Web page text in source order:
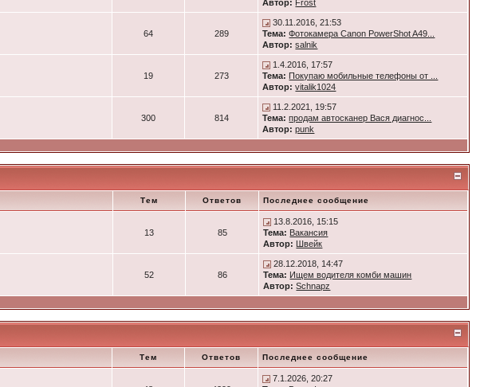
Автор: Frost
64 289
30.11.2016, 21:53
Тема: Фотокамера Canon PowerShot A49...
Автор: salnik
19 273
1.4.2016, 17:57
Тема: Покупаю мобильные телефоны от ...
Автор: vitalik1024
300 814
11.2.2021, 19:57
Тема: продам автосканер Вася диагнос...
Автор: punk
Тем Ответов Последнее сообщение
13 85
13.8.2016, 15:15
Тема: Вакансия
Автор: Швейк
52 86
28.12.2018, 14:47
Тема: Ищем водителя комби машин
Автор: Schnapz
Тем Ответов Последнее сообщение
7.1.2026, 20:27